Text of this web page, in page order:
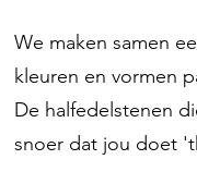
We maken samen
kleuren en vormen
De halfedelstenen
snoer dat jou doet